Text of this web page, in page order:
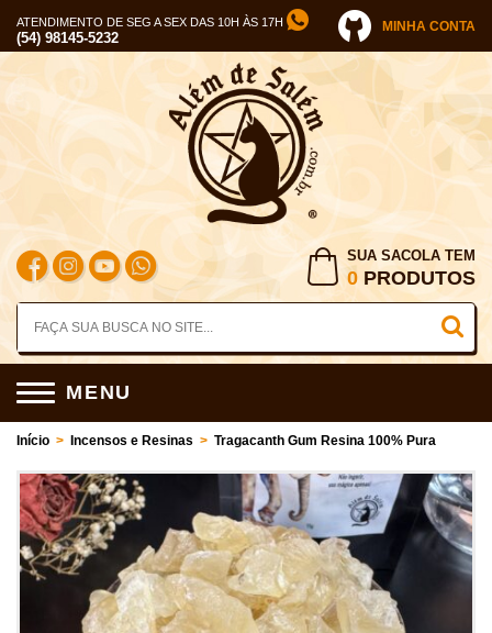
ATENDIMENTO DE SEG A SEX DAS 10H ÀS 17H
(54) 98145-5232
MINHA CONTA
SUA SACOLA TEM
0 PRODUTOS
MENU
Início > Incensos e Resinas > Tragacanth Gum Resina 100% Pura